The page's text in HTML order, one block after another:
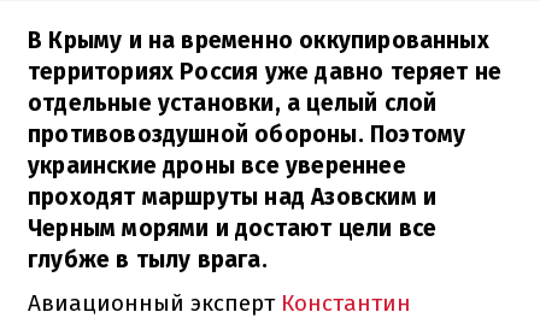
В Крыму и на временно оккупированных
территориях Россия уже давно теряет не
отдельные установки, а целый слой
противовоздушной обороны. Поэтому
украинские дроны все увереннее
проходят маршруты над Азовским и
Черным морями и достают цели все
глубже в тылу врага.
Авиационный эксперт Константин